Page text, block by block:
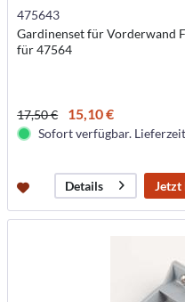
475643
Gardinenset für Vorderwand
für 47564
17,50 € 15,10 €
Sofort verfügbar. Lieferzeit
Details Jetzt